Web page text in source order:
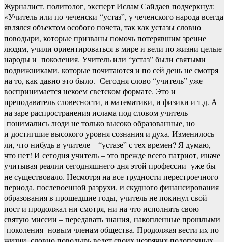
Журналист, политолог, эксперт Ислам Сайдаев подчеркнул:
«Учитель или по чеченски “устаз”, у чеченского народа всегда
являлся объектом особого почета, так как устазы словно
поводыри, которые призваны помочь потерявшим зрение
людям, учили ориентироваться в мире и вели по жизни целые
народы и поколения. Учитель или “устаз” были святыми
подвижниками, которые почитаются и по сей день не смотря
на то, как давно это было. Сегодня слово “учитель” уже
воспринимается некоем светском формате. Это и
преподаватель словесности, и математики, и физики и т.д. А
на заре распространения ислама под словом учитель
понимались люди не только высоко образованные, но
и достигшие высокого уровня сознания и духа. Изменилось
ли, что нибудь в учителе – “устазе” с тех времен? Я думаю,
что нет! И сегодня учитель – это прежде всего патриот, иначе
учитывая реалии сегодняшнего дня этой профессии уже бы
не существовало. Несмотря на все трудности перестроечного
периода, послевоенной разрухи, и скудного финансирования
образования в прошедшие годы, учитель не покинул свой
пост и продолжал ни смотря, ни на что исполнять свою
святую миссии – передавать знания, накопленные прошлыми
поколения новым членам общества. Продолжая вести их по